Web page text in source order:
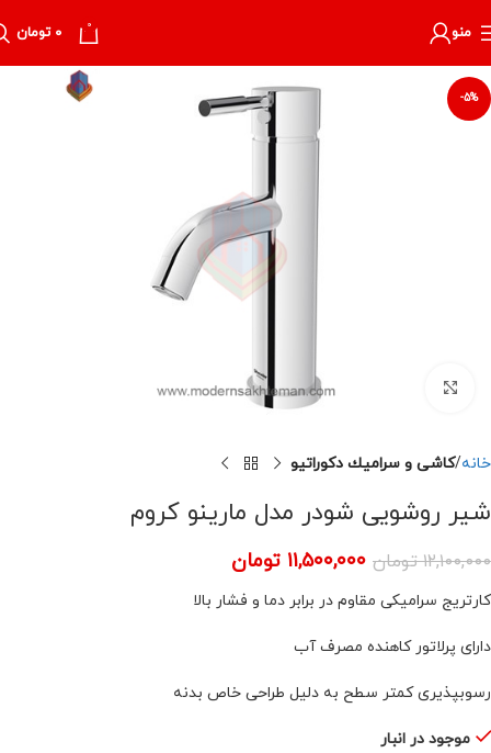
منو 0 ۰ تومان
-5%
برای بزرگنمایی کلیک کنید
خانه كاشى و سراميك دكوراتيو
شیر روشویی شودر مدل مارینو کروم
۱۲,۱۰۰,۰۰۰ تومان ۱۱,۵۰۰,۰۰۰ تومان
کارتریج سرامیکی مقاوم در برابر دما و فشار بالا
دارای پرلاتور کاهنده مصرف آب
رسوب­پذیری کم­تر سطح به دلیل طراحی خاص بدنه
موجود در انبار